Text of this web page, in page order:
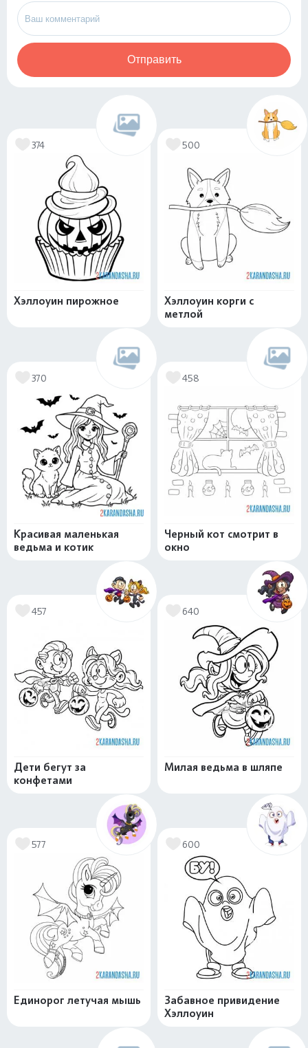
Отправить
374
Хэллоуин пирожное
500
Хэллоуин корги с
метлой
370
Красивая маленькая
ведьма и котик
458
Черный кот смотрит в
окно
457
Дети бегут за
конфетами
640
Милая ведьма в шляпе
577
Единорог летучая мышь
600
Забавное привидение
Хэллоуин